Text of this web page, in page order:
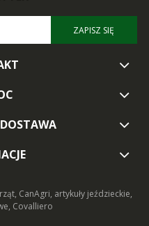
ZAPISZ SIĘ
CanAgri, artykuły jeździeckie,
Covalliero